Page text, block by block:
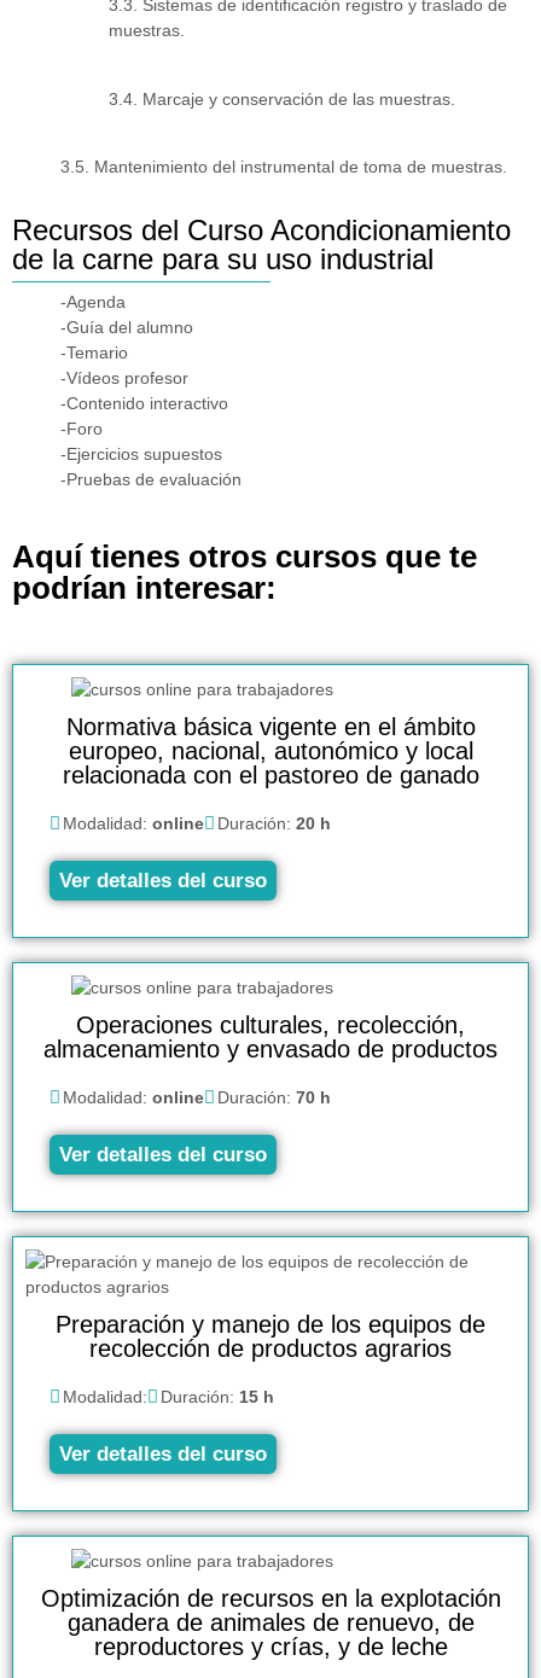
3.3. Sistemas de identificación registro y traslado de
muestras.
3.4. Marcaje y conservación de las muestras.
3.5. Mantenimiento del instrumental de toma de muestras.
Recursos del Curso Acondicionamiento
de la carne para su uso industrial
-Agenda
-Guía del alumno
-Temario
-Vídeos profesor
-Contenido interactivo
-Foro
-Ejercicios supuestos
-Pruebas de evaluación
Aquí tienes otros cursos que te
podrían interesar:
Normativa básica vigente en el ámbito
europeo, nacional, autonómico y local
relacionada con el pastoreo de ganado
Modalidad: online Duración: 20 h
Ver detalles del curso
Operaciones culturales, recolección,
almacenamiento y envasado de productos
Modalidad: online Duración: 70 h
Ver detalles del curso
Preparación y manejo de los equipos de
recolección de productos agrarios
Modalidad: Duración: 15 h
Ver detalles del curso
Optimización de recursos en la explotación
ganadera de animales de renuevo, de
reproductores y crías, y de leche